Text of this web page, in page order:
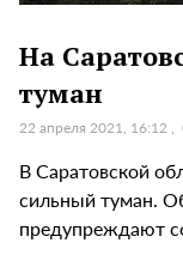
На
туман
22 апреля 2021, 16:12
В Саратовской
сильный туман.
предупреждают